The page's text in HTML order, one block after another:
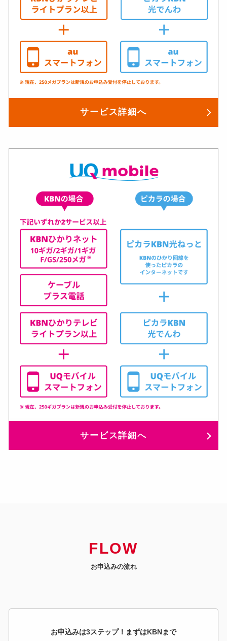
サービス詳細へ
サービス詳細へ
FLOW
お申込みの流れ
お申込みは3ステップ！まずはKBNまで